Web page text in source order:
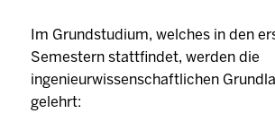
Im Grundstudium, welches in den
Semestern stattfindet, werden die
ingenieurwissenschaftlichen
gelehrt: